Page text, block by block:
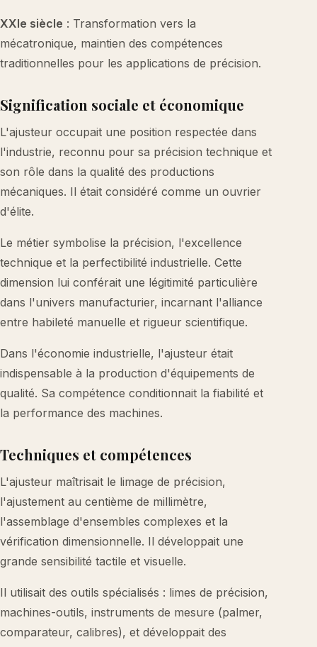
XXIe siècle : Transformation vers la
mécatronique, maintien des compétences
traditionnelles pour les applications de précision.
Signification sociale et économique
L'ajusteur occupait une position respectée dans
l'industrie, reconnu pour sa précision technique et
son rôle dans la qualité des productions
mécaniques. Il était considéré comme un ouvrier
d'élite.
Le métier symbolise la précision, l'excellence
technique et la perfectibilité industrielle. Cette
dimension lui conférait une légitimité particulière
dans l'univers manufacturier, incarnant l'alliance
entre habileté manuelle et rigueur scientifique.
Dans l'économie industrielle, l'ajusteur était
indispensable à la production d'équipements de
qualité. Sa compétence conditionnait la fiabilité et
la performance des machines.
Techniques et compétences
L'ajusteur maîtrisait le limage de précision,
l'ajustement au centième de millimètre,
l'assemblage d'ensembles complexes et la
vérification dimensionnelle. Il développait une
grande sensibilité tactile et visuelle.
Il utilisait des outils spécialisés : limes de précision,
machines-outils, instruments de mesure (palmer,
comparateur, calibres), et développait des